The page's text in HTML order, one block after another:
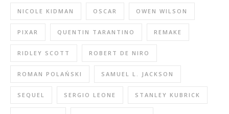
NICOLE KIDMAN OSCAR OWEN WILSON
PIXAR QUENTIN TARANTINO REMAKE
RIDLEY SCOTT ROBERT DE NIRO
ROMAN POLAŃSKI SAMUEL L. JACKSON
SEQUEL SERGIO LEONE STANLEY KUBRICK